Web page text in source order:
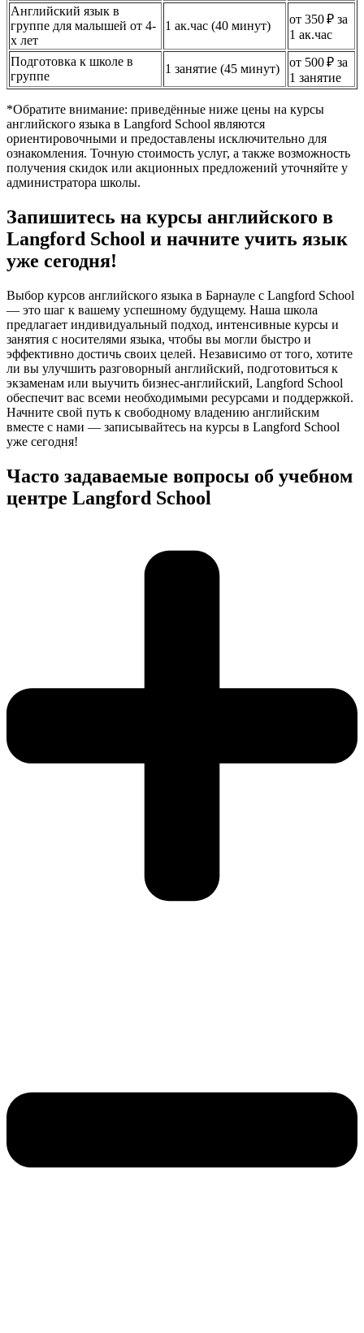
Английский язык в
группе для малышей от 4-
х лет
1 ак.час (40 минут)
от 350 ₽ за
1 ак.час
Подготовка к школе в
группе
1 занятие (45 минут)
от 500 ₽ за
1 занятие
*Обратите внимание: приведённые ниже цены на курсы
английского языка в Langford School являются
ориентировочными и предоставлены исключительно для
ознакомления. Точную стоимость услуг, а также возможность
получения скидок или акционных предложений уточняйте у
администратора школы.
Запишитесь на курсы английского в
Langford School и начните учить язык
уже сегодня!
Выбор курсов английского языка в Барнауле с Langford School
— это шаг к вашему успешному будущему. Наша школа
предлагает индивидуальный подход, интенсивные курсы и
занятия с носителями языка, чтобы вы могли быстро и
эффективно достичь своих целей. Независимо от того, хотите
ли вы улучшить разговорный английский, подготовиться к
экзаменам или выучить бизнес-английский, Langford School
обеспечит вас всеми необходимыми ресурсами и поддержкой.
Начните свой путь к свободному владению английским
вместе с нами — записывайтесь на курсы в Langford School
уже сегодня!
Часто задаваемые вопросы об учебном
центре Langford School